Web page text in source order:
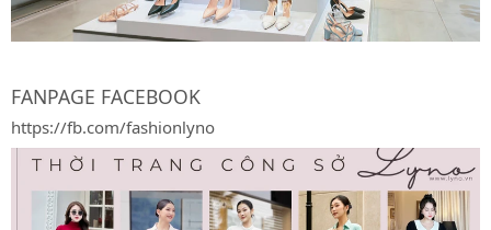
FANPAGE FACEBOOK
https://fb.com/fashionlyno